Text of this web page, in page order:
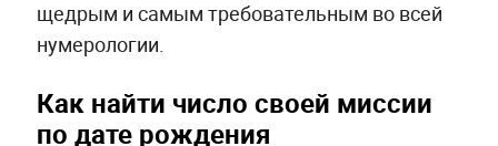
щедрым и самым требовательным во всей
нумерологии.
Как найти число своей миссии
по дате рождения